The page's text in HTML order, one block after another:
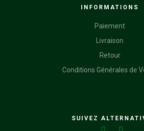
INFORMATIONS
Paiement
Livraison
Retour
Conditions Générales de
SUIVEZ